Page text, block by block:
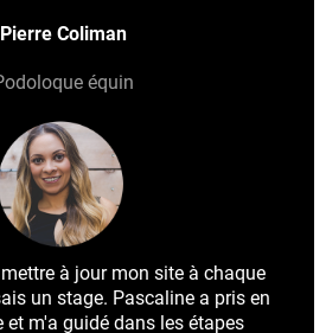
Pierre Coliman
équin
à jour mon site à chaque
un stage. Pascaline a pris en
et m'a guidé dans les étapes